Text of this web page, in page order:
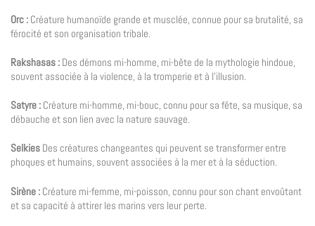
Orc : Créature humanoïde grande et musclée, connue pour sa brutalité, sa
férocité et son organisation tribale.
Rakshasas : Des démons mi-homme, mi-bête de la mythologie hindoue,
souvent associée à la violence, à la tromperie et à l’illusion.
Satyre : Créature mi-homme, mi-bouc, connu pour sa fête, sa musique, sa
débauche et son lien avec la nature sauvage.
Selkies Des créatures changeantes qui peuvent se transformer entre
phoques et humains, souvent associées à la mer et à la séduction.
Sirène : Créature mi-femme, mi-poisson, connu pour son chant envoûtant
et sa capacité à attirer les marins vers leur perte.